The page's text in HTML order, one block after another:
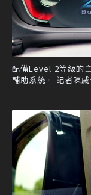
配備Level 2等級的
輔助系統。 記者陳